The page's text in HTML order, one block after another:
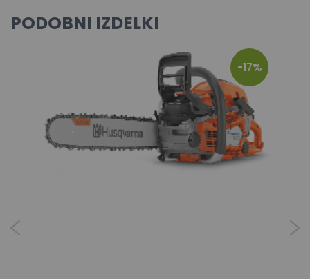
PODOBNI IZDELKI
-17%